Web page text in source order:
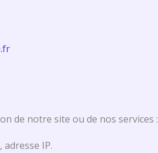
de notre site ou de nos services :
IP.